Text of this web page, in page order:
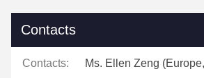
Contacts
Contacts: